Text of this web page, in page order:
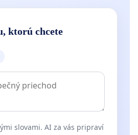
ktorú chcete
slovami. AI za vás pripraví